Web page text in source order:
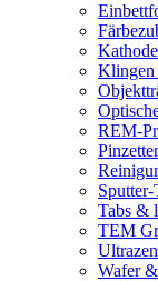
Klingen
REM-
Sputter-
Tabs &
TEM
Wafer